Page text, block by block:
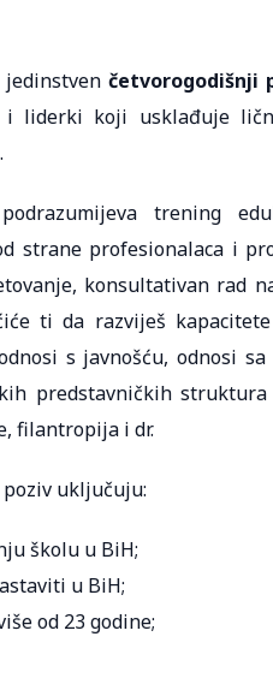
jedinstven četvorogodišnji
i liderki koji usklađuje
podrazumijeva trening
strane profesionalaca i
konsultativan rad
ti da razviješ
s javnošću, odnosi
predstavničkih
filantropija i dr.
poziv uključuju:
školu u BiH;
u BiH;
od 23 godine;